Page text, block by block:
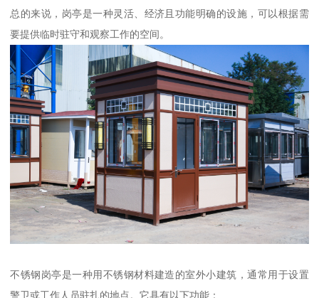
总的来说，岗亭是一种灵活、经济且功能明确的设施，可以根据需
要提供临时驻守和观察工作的空间。
不锈钢岗亭是一种用不锈钢材料建造的室外小建筑，通常用于设置
警卫或工作人员驻扎的地点。它具有以下功能：